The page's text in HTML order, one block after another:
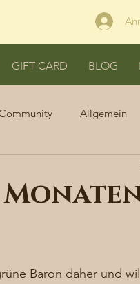
GIFT CARD BLOG
Allgemein
Baron daher und will